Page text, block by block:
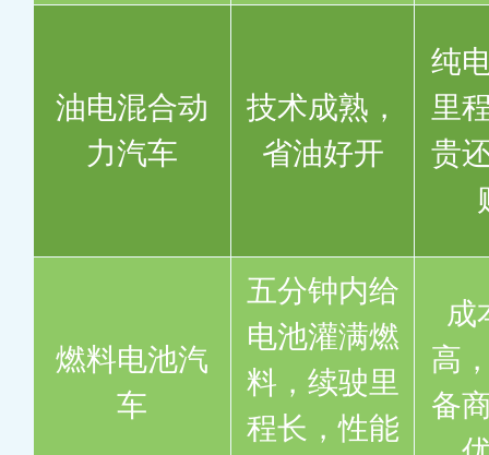
油电混合动
力汽车
技术成熟，
省油好开
纯
里
贵
燃料电池汽
车
五分钟内给
电池灌满燃
料，续驶里
程长，性能
成
高
备